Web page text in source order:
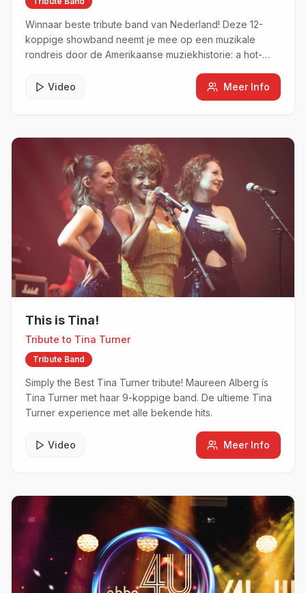
Winnaar beste tribute band van Nederland! Deze 12-
koppige showband neemt je mee op een muzikale
rondreis door de Amerikaanse muziekhistorie: a hot-
Video
Meer Info
This is Tina!
Tribute to Tina Turner
Tribute Band
Simply the Best Tina Turner tribute! Maureen Alberg ís
Tina Turner met haar 9-koppige band. De ultieme Tina
Turner experience met alle bekende hits.
Video Meer Info